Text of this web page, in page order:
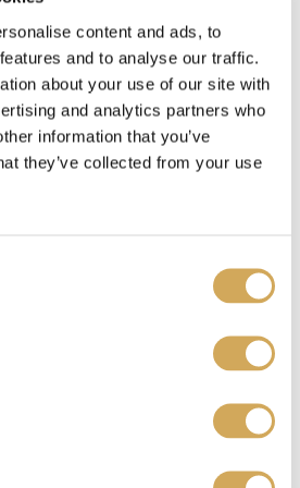
content and ads, to
and to analyse our traffic.
about your use of our site with
and analytics partners who
information that you’ve
they’ve collected from your use
kado gebruiken?
je Wasstraatpas kado kunt
hier
kado ontvangen, wat nu?
op onze
dan een unieke code. Deze